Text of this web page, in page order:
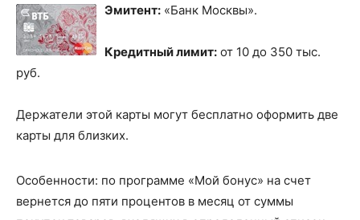
Эмитент: «Банк Москвы».
Кредитный лимит: от 10 до 350 тыс.
руб.
Держатели этой карты могут бесплатно оформить две
карты для близких.
Особенности: по программе «Мой бонус» на счет
вернется до пяти процентов в месяц от суммы